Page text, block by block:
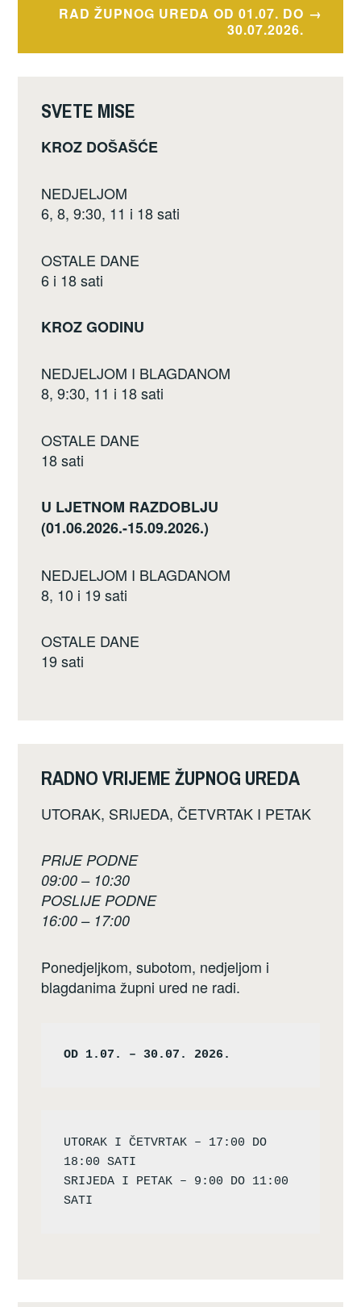
o
k
RAD ŽUPNOG UREDA OD 01.07. DO
30.07.2026.
SVETE MISE
KROZ DOŠAŠĆE
NEDJELJOM
6, 8, 9:30, 11 i 18 sati
OSTALE DANE
6 i 18 sati
KROZ GODINU
NEDJELJOM I BLAGDANOM
8, 9:30, 11 i 18 sati
OSTALE DANE
18 sati
U LJETNOM RAZDOBLJU
(01.06.2026.-15.09.2026.)
NEDJELJOM I BLAGDANOM
8, 10 i 19 sati
OSTALE DANE
19 sati
RADNO VRIJEME ŽUPNOG UREDA
UTORAK, SRIJEDA, ČETVRTAK I PETAK
PRIJE PODNE
09:00 – 10:30
POSLIJE PODNE
16:00 – 17:00
Ponedjeljkom, subotom, nedjeljom i
blagdanima župni ured ne radi.
OD 1.07. – 30.07. 2026.
UTORAK I ČETVRTAK – 17:00 DO
18:00 SATI
SRIJEDA I PETAK – 9:00 DO 11:00